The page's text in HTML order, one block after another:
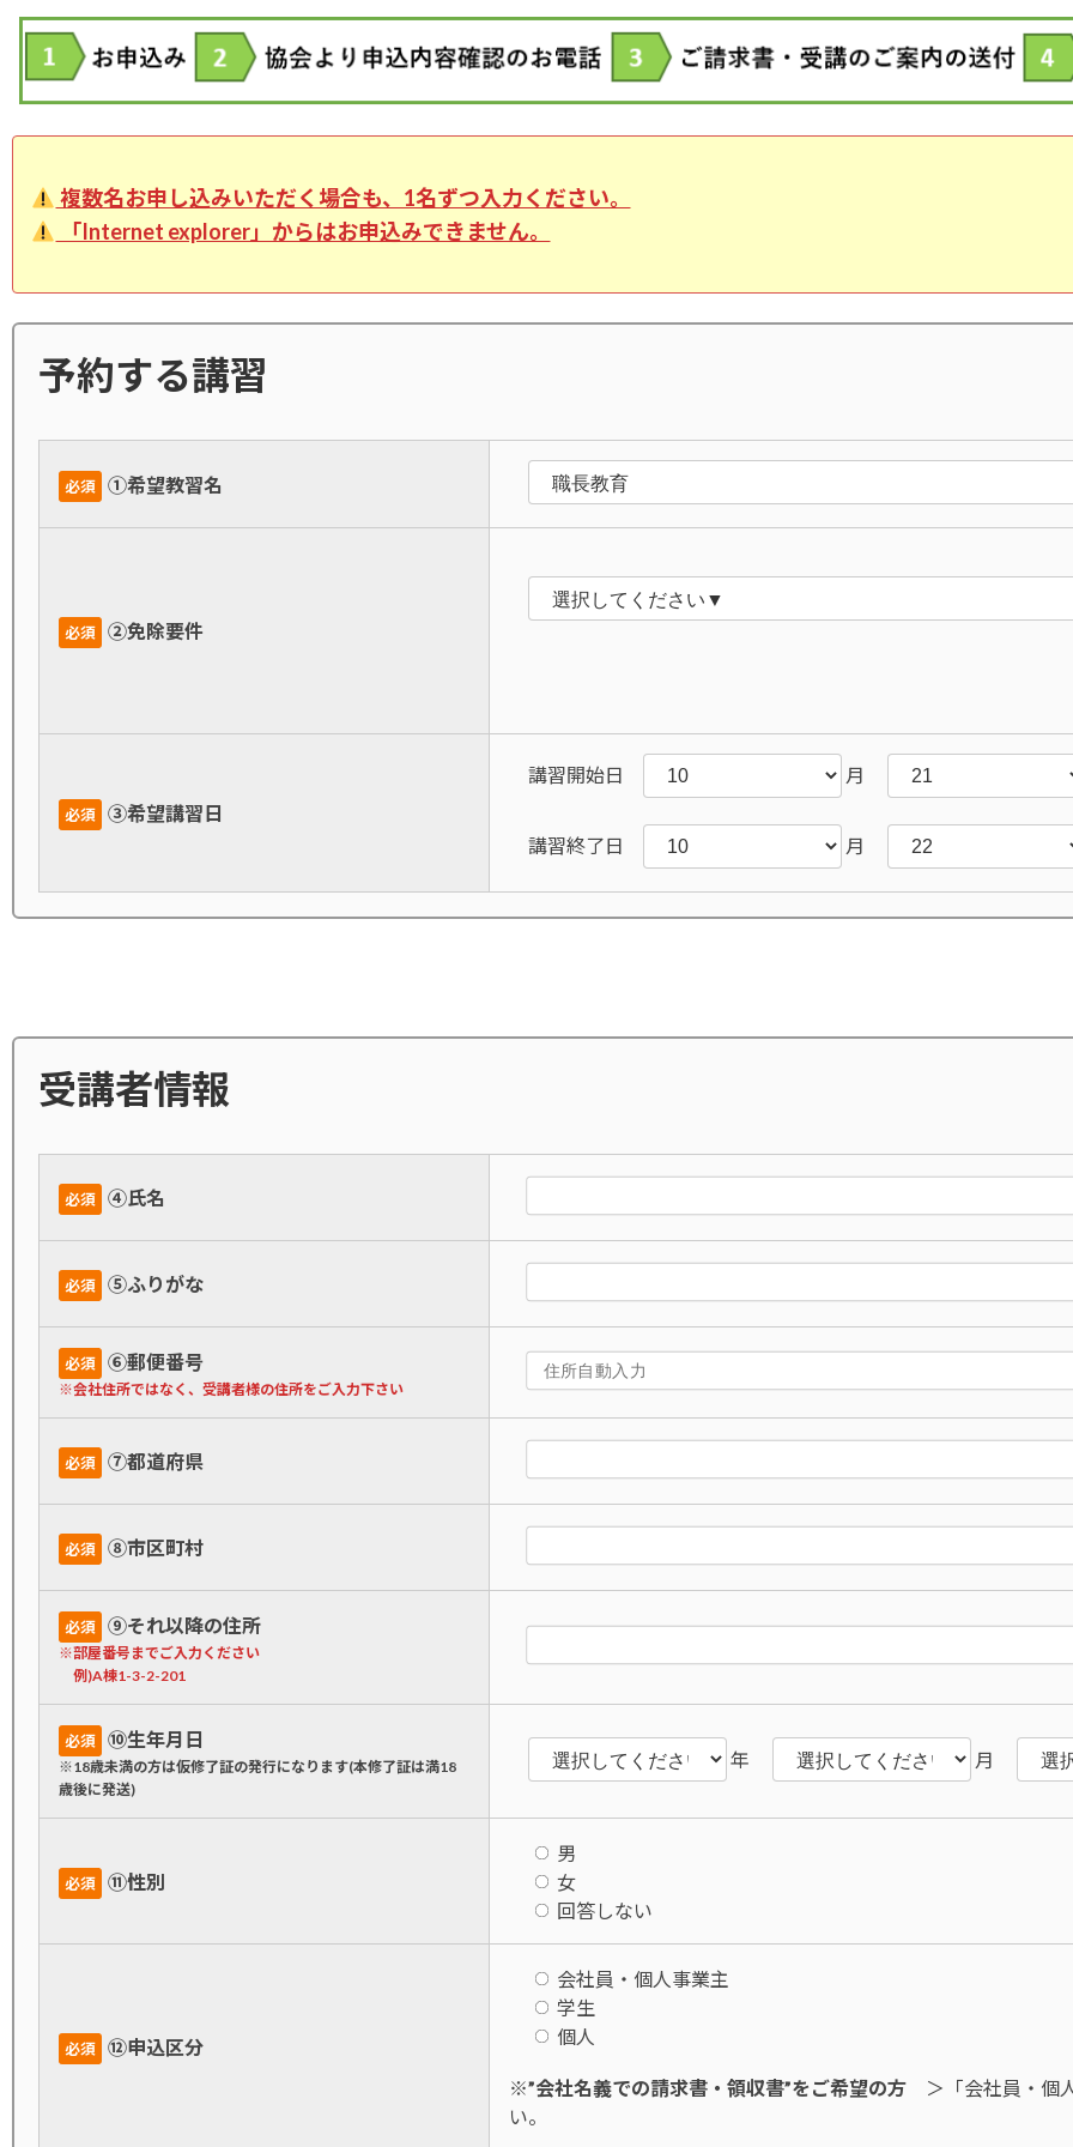
複数名お申し込みいただく場合も、1名ずつ入力ください。
「Internet explorer」からはお申込みできません。
予約する講習
必須 ➀希望教習名
必須 ➁免除要件
必須 ➂希望講習日
講習開始日 月
講習終了日 月
受講者情報
必須 ➃氏名
必須 ➄ふりがな
必須 ➅郵便番号
※会社住所ではなく、受講者様の住所をご入力下さい
必須 ➆都道府県
必須 ➇市区町村
必須 ➈それ以降の住所
※部屋番号までご入力ください
例)A棟1-3-2-201
必須 ➉生年月日
※18歳未満の方は仮修了証の発行になります(本修了証は満18
歳後に発送)
年 月
必須 ⑪性別
男
女
回答しない
必須 ⑫申込区分
会社員・個人事業主
学生
個人
※”会社名義での請求書・領収書”をご希望の方 ＞「会社員・個
い。